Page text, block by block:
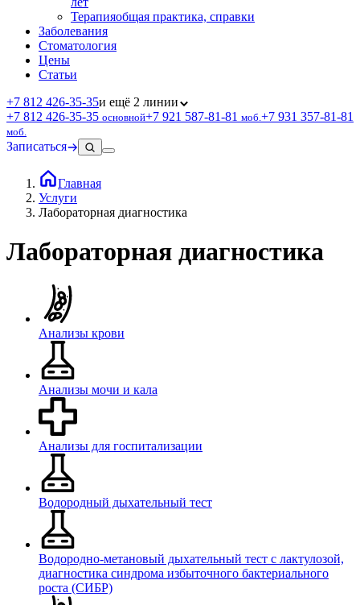
Терапияобщая практика, справки
Заболевания
Стоматология
Цены
Статьи
+7 812 426‑35‑35и ещё 2 линии
+7 812 426‑35‑35 основной+7 921 587‑81‑81 моб. +7 931 357‑81‑81
моб.
Записаться
Главная
Услуги
Лабораторная диагностика
Лабораторная диагностика
Анализы крови
Анализы мочи и кала
Анализы для госпитализации
Водородный дыхательный тест
Водородно-метановый дыхательный тест с лактулозой,
диагностика синдрома избыточного бактериального
роста (СИБР)